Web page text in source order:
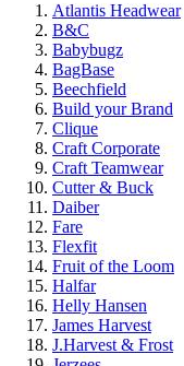
Atlantis Headwear
B&C
Babybugz
BagBase
Beechfield
Build your Brand
Clique
Craft Corporate
Craft Teamwear
Cutter & Buck
Daiber
Fare
Flexfit
Fruit of the Loom
Halfar
Helly Hansen
James Harvest
J.Harvest & Frost